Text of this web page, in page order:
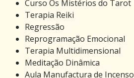
Curso Os Mistérios do Tarot
Terapia Reiki
Regressão
Reprogramação Emocional
Terapia Multidimensional
Meditação Dinâmica
Aula Manufactura de Incenso